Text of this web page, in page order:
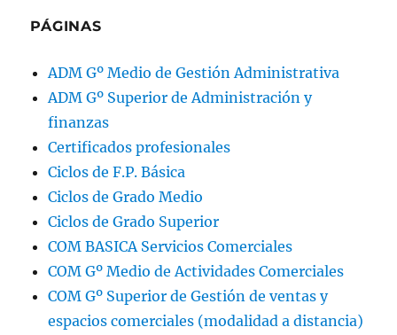
PÁGINAS
ADM Gº Medio de Gestión Administrativa
ADM Gº Superior de Administración y
finanzas
Certificados profesionales
Ciclos de F.P. Básica
Ciclos de Grado Medio
Ciclos de Grado Superior
COM BASICA Servicios Comerciales
COM Gº Medio de Actividades Comerciales
COM Gº Superior de Gestión de ventas y
espacios comerciales (modalidad a distancia)